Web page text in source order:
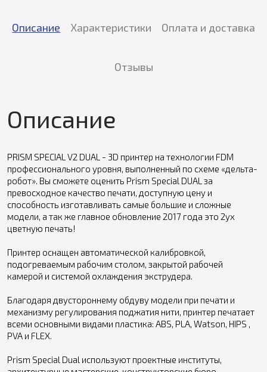
Описание Характеристики Оплата и доставка
Отзывы
Описание
PRISM SPECIAL V2 DUAL - 3D принтер на технологии FDM
профессионального уровня, выполненный по схеме «дельта-
робот». Вы сможете оценить Prism Special DUAL за
превосходное качество печати, доступную цену и
способность изготавливать самые большие и сложные
модели, а так же главное обновление 2017 года это 2ух
цветную печать!
Принтер оснащен автоматической калибровкой,
подогреваемым рабочим столом, закрытой рабочей
камерой и системой охлаждения экструдера.
Благодаря двустороннему обдуву модели при печати и
механизму регулирования поджатия нити, принтер печатает
всеми основными видами пластика: ABS, PLA, Watson, HIPS ,
PVA и FLEX.
Prism Special Dual используют проектные институты,